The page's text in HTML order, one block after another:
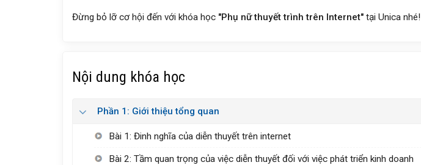
Đừng bỏ lỡ cơ hội đến với khóa học "Phụ nữ thuyết trình trên Internet" tại Unica nhé!
Nội dung khóa học
Phần 1: Giới thiệu tổng quan
Bài 1: Đinh nghĩa của diễn thuyết trên internet
Bài 2: Tầm quan trọng của việc diễn thuyết đối với việc phát triển kinh doanh